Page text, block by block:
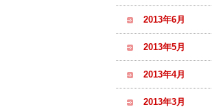
2013年6月
2013年5月
2013年4月
2013年3月